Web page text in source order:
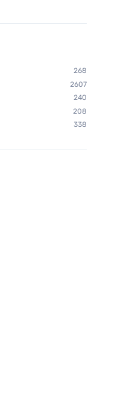
268
2607
240
208
338